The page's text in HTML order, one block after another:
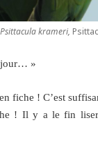
Psittacula krameri,
jour… »
fiche ! C’est
! Il y a le fin